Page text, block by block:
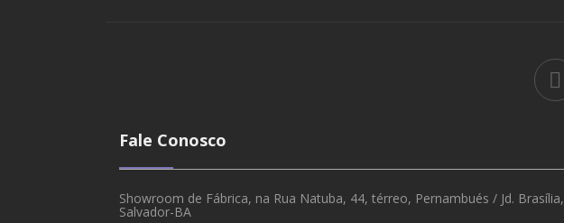
Fale Conosco
Showroom de Fábrica, na Rua Natuba, 44, térreo, Pernambués / Jd. Brasília,
Salvador-BA